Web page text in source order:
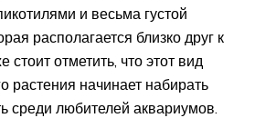
и весьма густой
располагается близко друг к
стоит отметить, что этот вид
растения начинает набирать
среди любителей аквариумов.